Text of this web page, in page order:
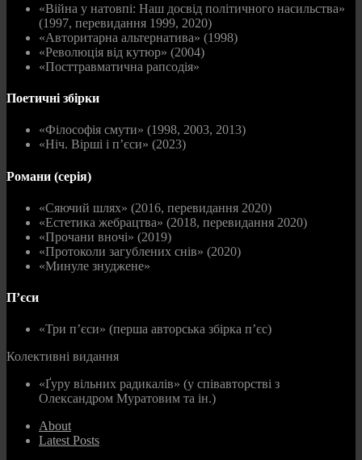
«Війна у натовпі: Наш досвід політичного насильства»
(1997, перевидання 1999, 2020)
«Авторитарна альтернатива» (1998)
«Революція від кутюр» (2004)
«Посттравматична рапсодія»
Поетичні збірки
«Філософія смути» (1998, 2003, 2013)
«Ніч. Вірші і п’єси» (2023)
Романи (серія)
«Сяючий шлях» (2016, перевидання 2020)
«Естетика жебрацтва» (2018, перевидання 2020)
«Прочани вночі» (2019)
«Протоколи загублених снів» (2020)
«Минуле знуджене»
П’єси
«Три п’єси» (перша авторська збірка п’єс)
Колективні видання
«Ґуру вільних радикалів» (у співавторстві з
Олександром Муратовим та ін.)
About
Latest Posts